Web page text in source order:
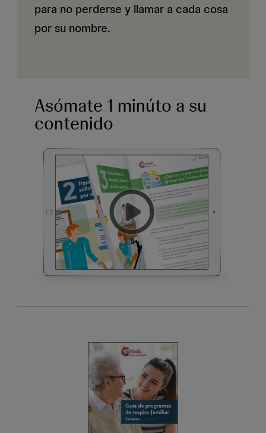
para no perderse y llamar a cada cosa
por su nombre.
Asómate 1 minúto a su
contenido